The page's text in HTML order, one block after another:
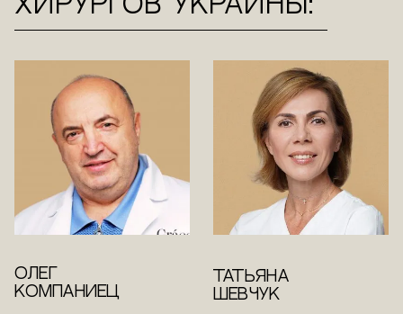
хирургов Украины:
ОЛЕГ
КОМПАНИЕЦ
ТАТЬЯНА
ШЕВЧУК